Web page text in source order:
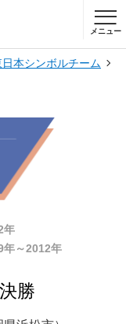
メニュー
本シンボルチーム
年
年～2012年
勝